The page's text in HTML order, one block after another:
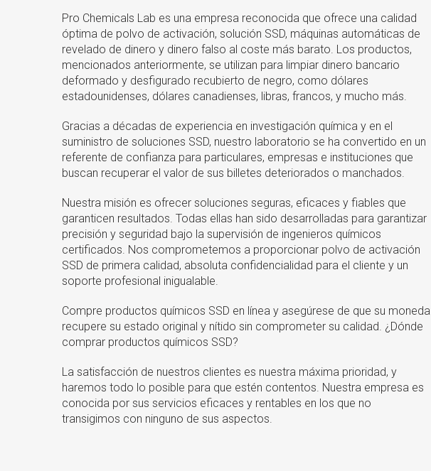
Pro Chemicals Lab es una empresa reconocida que ofrece una calidad
óptima de polvo de activación, solución SSD, máquinas automáticas de
revelado de dinero y dinero falso al coste más barato. Los productos,
mencionados anteriormente, se utilizan para limpiar dinero bancario
deformado y desfigurado recubierto de negro, como dólares
estadounidenses, dólares canadienses, libras, francos, y mucho más.
Gracias a décadas de experiencia en investigación química y en el
suministro de soluciones SSD, nuestro laboratorio se ha convertido en un
referente de confianza para particulares, empresas e instituciones que
buscan recuperar el valor de sus billetes deteriorados o manchados.
Nuestra misión es ofrecer soluciones seguras, eficaces y fiables que
garanticen resultados. Todas ellas han sido desarrolladas para garantizar
precisión y seguridad bajo la supervisión de ingenieros químicos
certificados. Nos comprometemos a proporcionar polvo de activación
SSD de primera calidad, absoluta confidencialidad para el cliente y un
soporte profesional inigualable.
Compre productos químicos SSD en línea y asegúrese de que su moneda
recupere su estado original y nítido sin comprometer su calidad. ¿Dónde
comprar productos químicos SSD?
La satisfacción de nuestros clientes es nuestra máxima prioridad, y
haremos todo lo posible para que estén contentos. Nuestra empresa es
conocida por sus servicios eficaces y rentables en los que no
transigimos con ninguno de sus aspectos.